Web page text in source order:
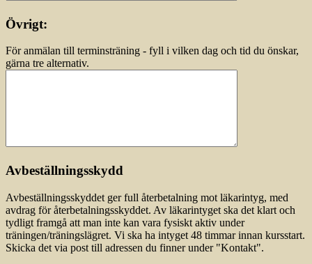
Övrigt:
För anmälan till terminsträning - fyll i vilken dag och tid du önskar,
gärna tre alternativ.
Avbeställningsskydd
Avbeställningsskyddet ger full återbetalning mot läkarintyg, med
avdrag för återbetalningsskyddet. Av läkarintyget ska det klart och
tydligt framgå att man inte kan vara fysiskt aktiv under
träningen/träningslägret. Vi ska ha intyget 48 timmar innan kursstart.
Skicka det via post till adressen du finner under "Kontakt".